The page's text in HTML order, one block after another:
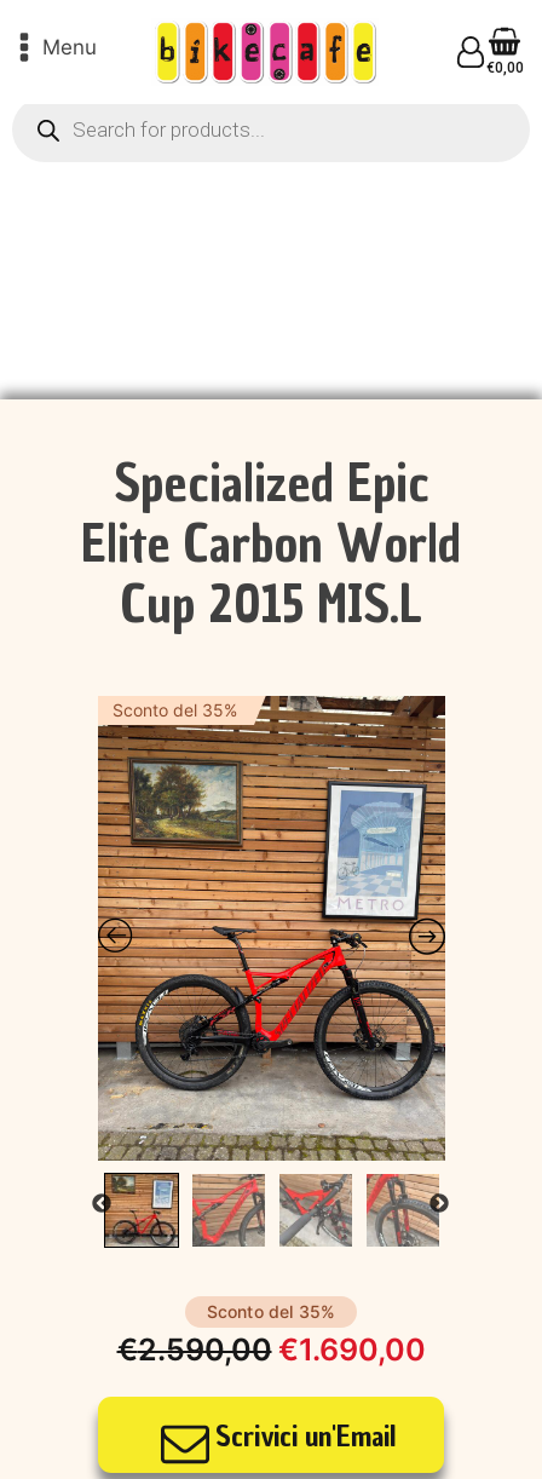
Menu
€0,00
Products
search
Specialized Epic
Elite Carbon World
Cup 2015 MIS.L
Sconto del 35%
Sconto del 35%
€2.590,00
Il
prezzo
originale
€1.690,00
Il
prezzo
attuale
Scrivici un'Email